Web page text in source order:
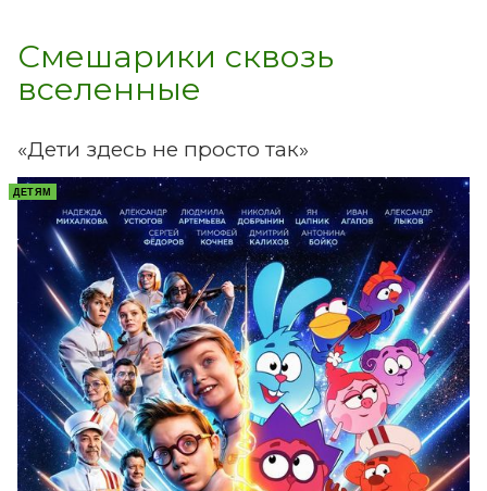
Смешарики сквозь
вселенные
«Дети здесь не просто так»
ДЕТЯМ